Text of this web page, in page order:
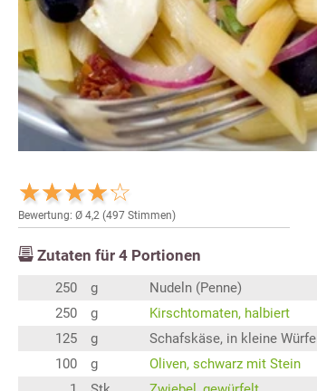
Bewertung: Ø 4,2 (497 Stimmen)
Zutaten für 4 Portionen
250 g
Nudeln (Penne)
250
g
Kirschtomaten, halbiert
125
g
Schafskäse, in kleine Würfel
100
g
Oliven, schwarz mit Stein